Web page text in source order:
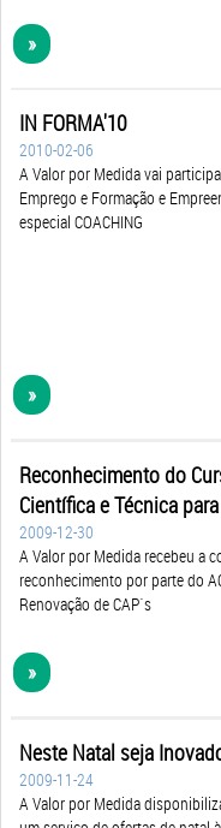
»
IN FORMA'10
2010-02-06
A Valor por Medida vai
Emprego e Formação e
especial COACHING
»
Reconhecimento do
Científica e Técnica
2009-12-30
A Valor por Medida recebeu a
reconhecimento por parte do
Renovação de CAP´s
»
Neste Natal seja
2009-11-24
A Valor por Medida